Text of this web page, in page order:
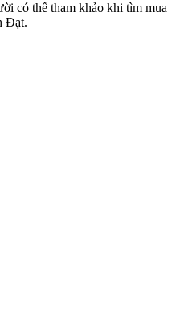
có thể tham khảo khi tìm mua
Đạt.